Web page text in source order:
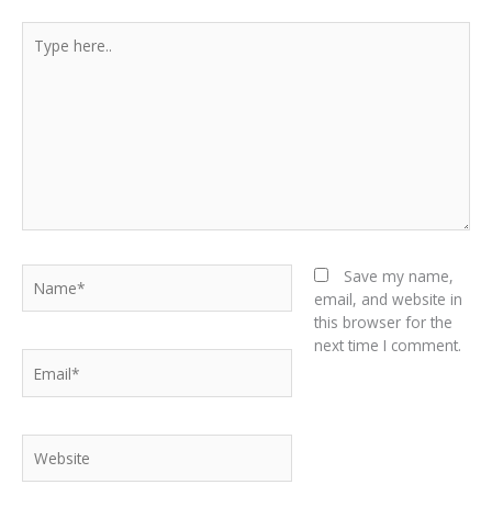
here..
Save my name,
email, and website in
this browser for the
next time I comment.